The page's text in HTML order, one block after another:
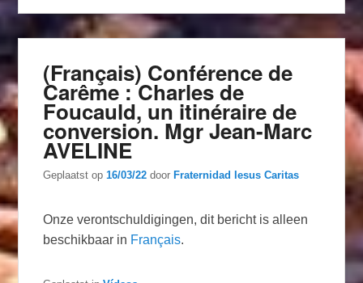
(Français) Conférence de
Carême : Charles de
Foucauld, un itinéraire de
conversion. Mgr Jean-Marc
AVELINE
Geplaatst op16/03/22 door Fraternidad Iesus Caritas
Onze verontschuldigingen, dit bericht is alleen
beschikbaar in Français.